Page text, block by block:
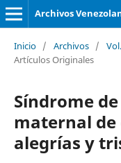
Archivos
Inicio / Archivos /
Artículos Originales
Síndrome
maternal
alegrías y